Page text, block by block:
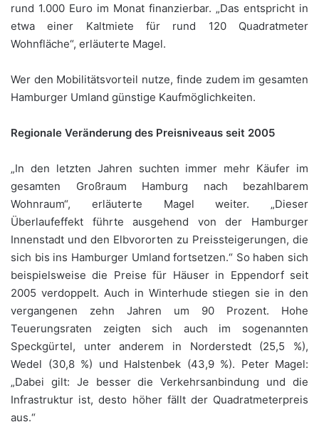
rund 1.000 Euro im Monat finanzierbar. „Das entspricht in
etwa einer Kaltmiete für rund 120 Quadratmeter
Wohnfläche“, erläuterte Magel.
Wer den Mobilitätsvorteil nutze, finde zudem im gesamten
Hamburger Umland günstige Kaufmöglichkeiten.
Regionale Veränderung des Preisniveaus seit 2005
„In den letzten Jahren suchten immer mehr Käufer im
gesamten Großraum Hamburg nach bezahlbarem
Wohnraum“, erläuterte Magel weiter. „Dieser
Überlaufeffekt führte ausgehend von der Hamburger
Innenstadt und den Elbvororten zu Preissteigerungen, die
sich bis ins Hamburger Umland fortsetzen.“ So haben sich
beispielsweise die Preise für Häuser in Eppendorf seit
2005 verdoppelt. Auch in Winterhude stiegen sie in den
vergangenen zehn Jahren um 90 Prozent. Hohe
Teuerungsraten zeigten sich auch im sogenannten
Speckgürtel, unter anderem in Norderstedt (25,5 %),
Wedel (30,8 %) und Halstenbek (43,9 %). Peter Magel:
„Dabei gilt: Je besser die Verkehrsanbindung und die
Infrastruktur ist, desto höher fällt der Quadratmeterpreis
aus.“